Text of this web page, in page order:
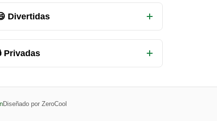
Divertidas
Privadas
Diseñado por ZeroCool